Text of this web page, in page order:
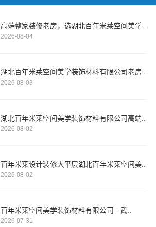
高端整家装修老房，选湖北百年米莱空间美学..
2026-08-04
湖北百年米莱空间美学装饰材料有限公司老房..
2026-08-03
湖北百年米莱空间美学装饰材料有限公司高端..
2026-08-02
百年米莱设计装修大平层湖北百年米莱空间美..
2026-08-02
百年米莱空间美学装饰材料有限公司 - 武..
2026-07-31